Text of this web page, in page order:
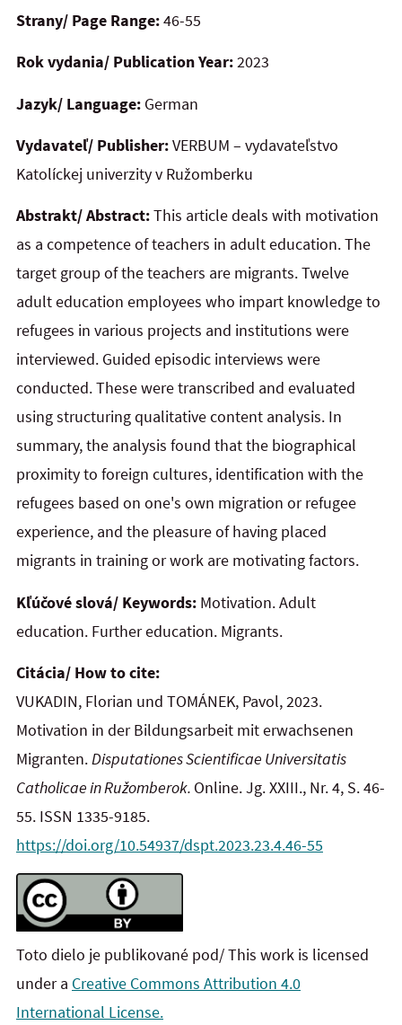
Strany/ Page Range:46-55
Rok vydania/ Publication Year:2023
Jazyk/ Language: German
Vydavateľ/ Publisher:VERBUM – vydavateľstvo
Katolíckej univerzity v Ružomberku
Abstrakt/ Abstract:This article deals with motivation
as a competence of teachers in adult education. The
target group of the teachers are migrants. Twelve
adult education employees who impart knowledge to
refugees in various projects and institutions were
interviewed. Guided episodic interviews were
conducted. These were transcribed and evaluated
using structuring qualitative content analysis. In
summary, the analysis found that the biographical
proximity to foreign cultures, identification with the
refugees based on one's own migration or refugee
experience, and the pleasure of having placed
migrants in training or work are motivating factors.
Kľúčové slová/ Keywords: Motivation. Adult
education. Further education. Migrants.
Citácia/ How to cite:
VUKADIN, Florian und TOMÁNEK, Pavol, 2023.
Motivation in der Bildungsarbeit mit erwachsenen
Migranten.Disputationes Scientificae Universitatis
Catholicae in Ružomberok. Online. Jg. XXIII., Nr. 4, S. 46-
55. ISSN 1335-9185.
https://doi.org/10.54937/dspt.2023.23.4.46-55
Toto dielo je publikované pod/ This work is licensed
under a Creative Commons Attribution 4.0
International License.